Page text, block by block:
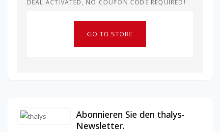
DEAL ACTIVATED, NO COUPON CODE REQUIRED!
GO TO STORE
Abonnieren Sie den thalys-
Newsletter.